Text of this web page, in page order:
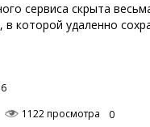
сервиса скрыта
которой удаленно
1122 просмотра 0